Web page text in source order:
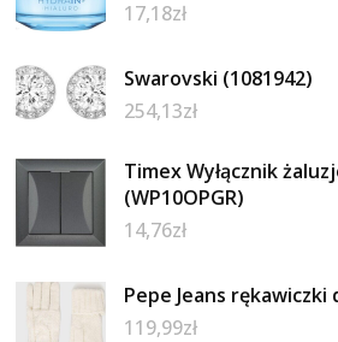
17,18zł
Swarovski (1081942)
254,13zł
Timex Wyłącznik
(WP10OPGR)
14,76zł
Pepe Jeans rękawiczki
119,99zł